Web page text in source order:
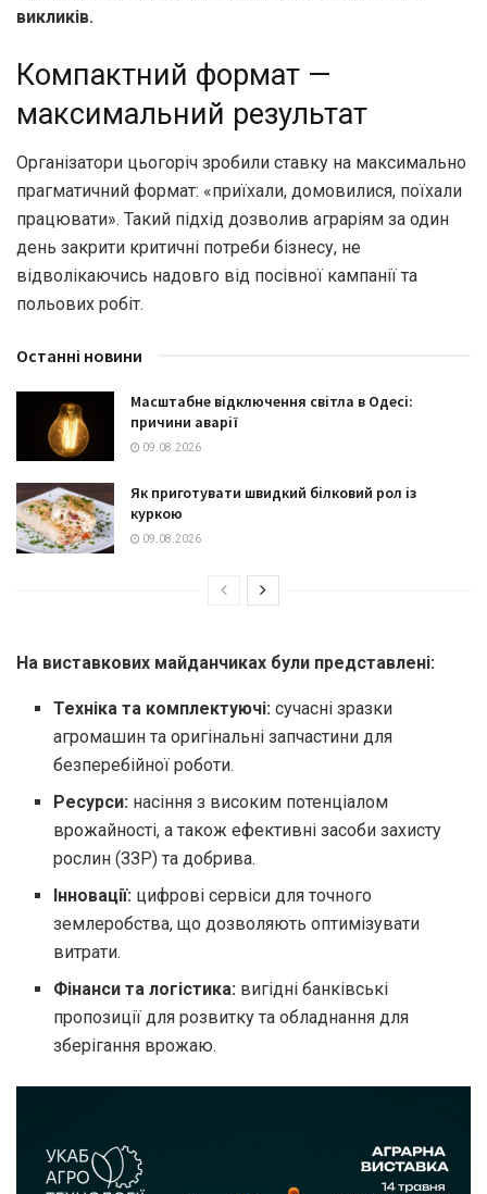
викликів.
Компактний формат —
максимальний результат
Організатори цьогоріч зробили ставку на максимально
прагматичний формат: «приїхали, домовилися, поїхали
працювати». Такий підхід дозволив аграріям за один
день закрити критичні потреби бізнесу, не
відволікаючись надовго від посівної кампанії та
польових робіт.
Останні новини
Масштабне відключення світла в Одесі:
причини аварії
09.08.2026
Як приготувати швидкий білковий рол із
куркою
09.08.2026
На виставкових майданчиках були представлені:
Техніка та комплектуючі: сучасні зразки
агромашин та оригінальні запчастини для
безперебійної роботи.
Ресурси: насіння з високим потенціалом
врожайності, а також ефективні засоби захисту
рослин (ЗЗР) та добрива.
Інновації: цифрові сервіси для точного
землеробства, що дозволяють оптимізувати
витрати.
Фінанси та логістика: вигідні банківські
пропозиції для розвитку та обладнання для
зберігання врожаю.